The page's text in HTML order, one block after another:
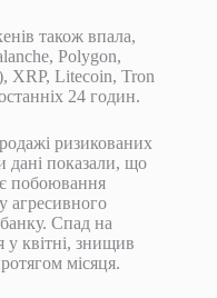
також впала,
Polygon,
XRP, Litecoin, Tron
24 годин.
ризикованих
дані показали, що
побоювання
агресивного
Спад на
квітні, знищив
місяця.